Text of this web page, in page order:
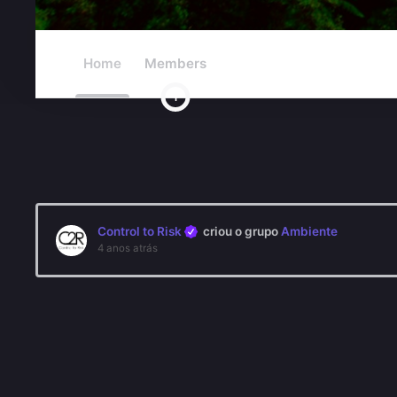
Home Members
1
Control to Risk criou o grupoAmbiente
4 anos atrás